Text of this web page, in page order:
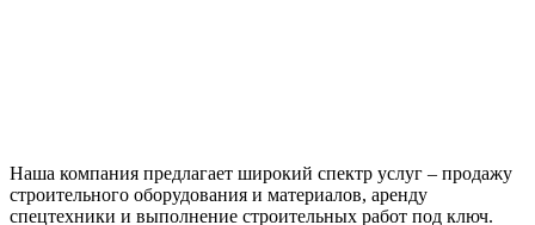
Наша компания предлагает широкий спектр услуг – продажу
строительного оборудования и материалов, аренду
спецтехники и выполнение строительных работ под ключ.